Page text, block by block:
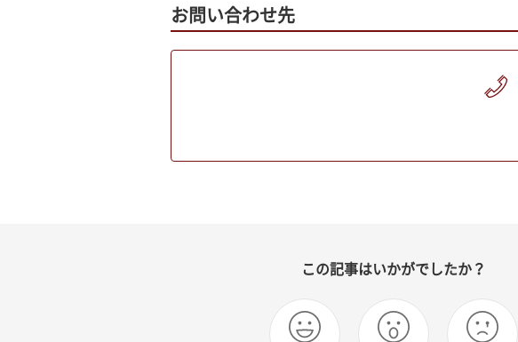
お問い合わせ先
この記事はいかがでしたか？